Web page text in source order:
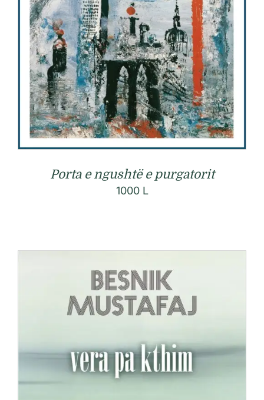
Porta e ngushtë e purgatorit
1000 L